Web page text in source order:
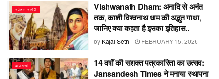
स्पेशल स्टोरी
Vishwanath Dham: अनादि से अनंत
तक, काशी विश्वनाथ धाम की अद्भुत गाथा,
जानिए क्या कहता है इसका इतिहास..
by Kajal Seth FEBRUARY 15, 2026
वाराणसी
14 वर्षों की सशक्त पत्रकारिता का उत्सव:
Jansandesh Times ने मनाया स्थापना